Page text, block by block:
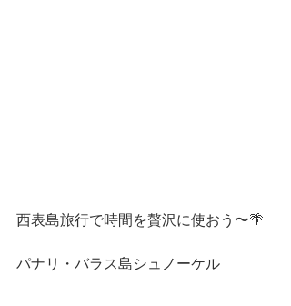
西表島旅行で時間を贅沢に使おう〜🌴
パナリ・バラス島シュノーケル